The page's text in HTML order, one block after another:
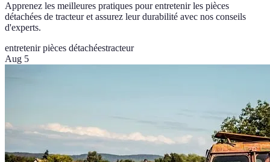
Apprenez les meilleures pratiques pour entretenir les pièces
détachées de tracteur et assurez leur durabilité avec nos conseils
d'experts.
entretenir pièces détachéestracteur
Aug 5